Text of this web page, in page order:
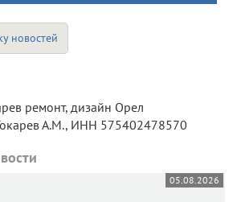
новостей
А.М., ИНН 575402478570
05.08.2026